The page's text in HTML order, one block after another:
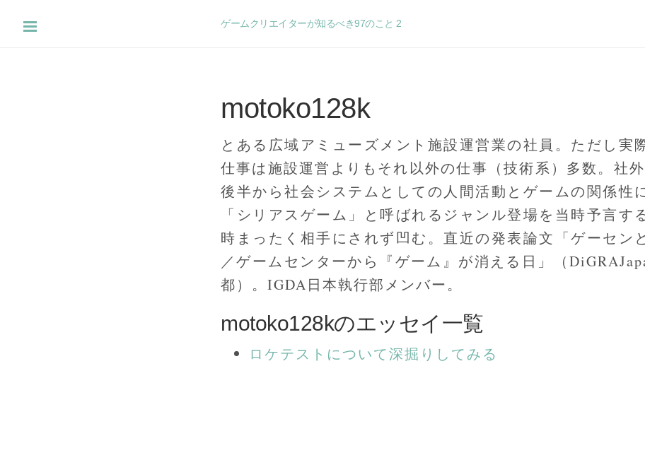
ゲームクリエイターが知るべき97のこと 2
motoko128k
とある広域アミューズメント施設運営業の社員。ただし実
仕事は施設運営よりもそれ以外の仕事（技術系）多数。社
後半から社会システムとしての人間活動とゲームの関係性
「シリアスゲーム」と呼ばれるジャンル登場を当時予言す
時まったく相手にされず凹む。直近の発表論文「ゲーセン
／ゲームセンターから『ゲーム』が消える日」（
都）。IGDA日本執行部メンバー。
motoko128kのエッセイ一覧
ロケテストについて深掘りしてみる